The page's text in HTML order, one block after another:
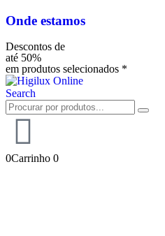
Onde estamos
Descontos de
até 50%
em produtos selecionados *
Search
0Carrinho 0